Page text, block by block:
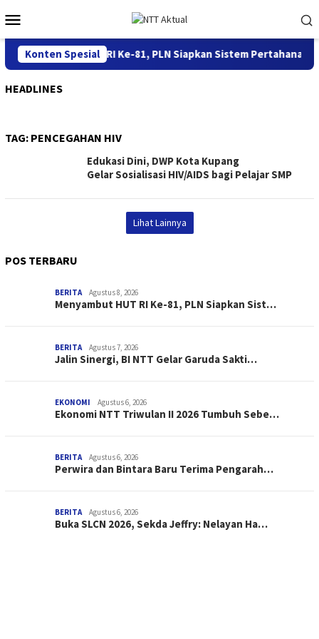
ke
kontenMobile
Konten Spesial
Menyambut HUT RI Ke-81, PLN Siapkan Sistem Pertahanan
HEADLINES
TAG: PENCEGAHAN HIV
Edukasi Dini, DWP Kota Kupang
Gelar Sosialisasi HIV/AIDS bagi Pelajar SMP
Lihat Lainnya
POS TERBARU
BERITA Agustus 8, 2026
Menyambut HUT RI Ke-81, PLN Siapkan Sist…
BERITA Agustus 7, 2026
Jalin Sinergi, BI NTT Gelar Garuda Sakti…
EKONOMI Agustus 6, 2026
Ekonomi NTT Triwulan II 2026 Tumbuh Sebe…
BERITA Agustus 6, 2026
Perwira dan Bintara Baru Terima Pengarah…
BERITA Agustus 6, 2026
Buka SLCN 2026, Sekda Jeffry: Nelayan Ha…